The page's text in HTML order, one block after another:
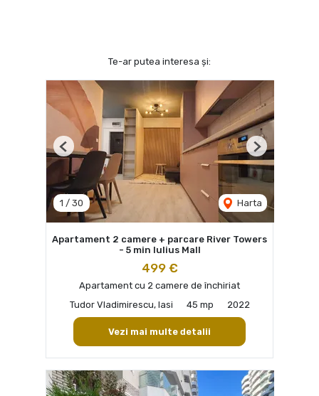
Te-ar putea interesa și:
1 / 30 Harta
Previous Next
Apartament 2 camere + parcare River Towers
- 5 min Iulius Mall
499 €
Apartament cu 2 camere de închiriat
Tudor Vladimirescu, Iasi
45 mp 2022
Vezi mai multe detalii